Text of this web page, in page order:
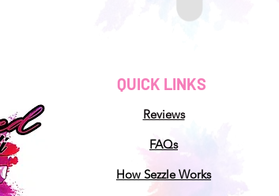
QUICK LINKS
Reviews
FAQs
How Sezzle Works